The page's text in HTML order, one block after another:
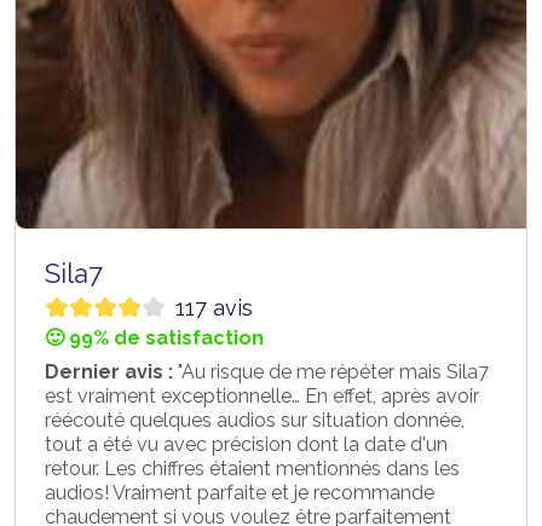
Sila7
117 avis
🙂 99% de satisfaction
Dernier avis : "Au risque de me répéter mais Sila7
est vraiment exceptionnelle… En effet, après avoir
réécouté quelques audios sur situation donnée,
tout a été vu avec précision dont la date d'un
retour. Les chiffres étaient mentionnés dans les
audios! Vraiment parfaite et je recommande
chaudement si vous voulez être parfaitement